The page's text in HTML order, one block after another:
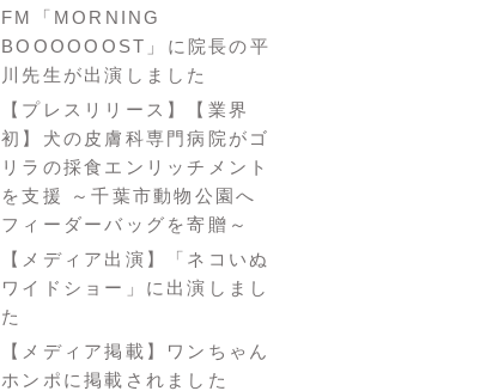
FM「MORNING
BOOOOOOST」に院長の平
川先生が出演しました
【プレスリリース】【業界
初】犬の皮膚科専門病院がゴ
リラの採食エンリッチメント
を支援 ～千葉市動物公園へ
フィーダーバッグを寄贈～
【メディア出演】「ネコいぬ
ワイドショー」に出演しまし
た
【メディア掲載】ワンちゃん
ホンポに掲載されました